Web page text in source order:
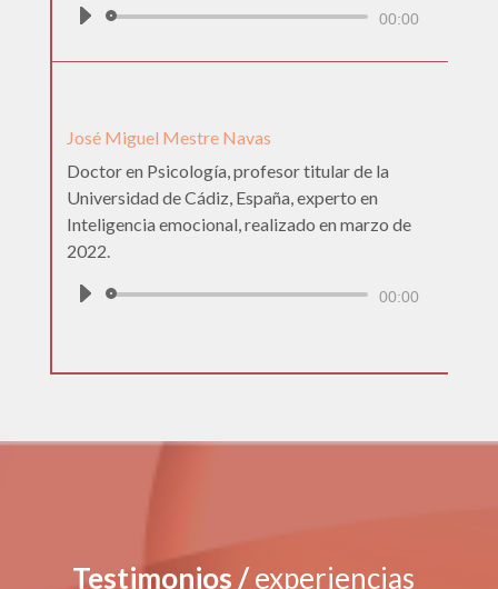
Reproductor
00:00
José Miguel Mestre Navas
Doctor en Psicología, profesor titular de la
Universidad de Cádiz, España, experto en
Inteligencia emocional, realizado en marzo de
2022.
Reproductor
00:00
Testimonios /experiencias